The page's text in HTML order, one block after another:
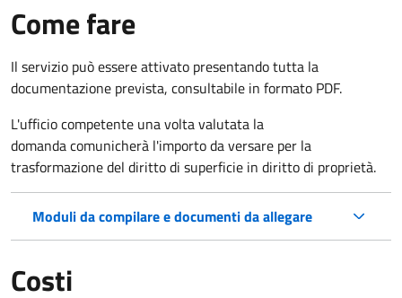
Come fare
Il servizio può essere attivato presentando tutta la
documentazione prevista, consultabile in formato PDF.
L'ufficio competente una volta valutata la
domanda comunicherà l'importo da versare per la
trasformazione del diritto di superficie in diritto di proprietà.
Moduli da compilare e documenti da allegare
Costi